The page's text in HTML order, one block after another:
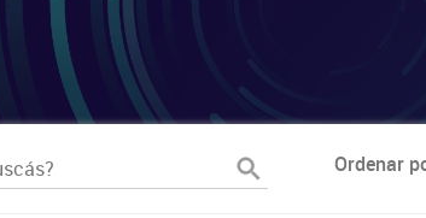
Ordenar